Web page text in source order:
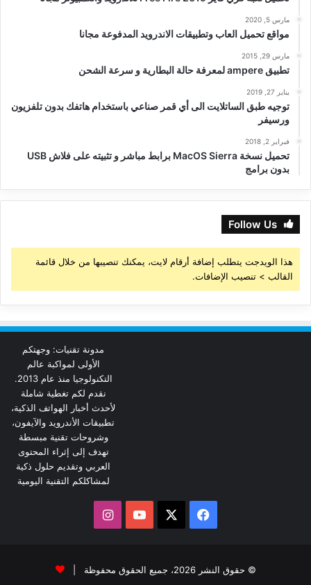
مارس 5, 2020
مواقع تحميل العاب وتطبيقات الاندرويد المدفوعة مجانا
مارس 29, 2015
تطبيق ampere لمعرفة حالة البطارية و سرعة الشحن
يناير 27, 2019
توجيه طبق الساتلايت الى أي قمر صناعي باستخدام هاتفك بدون تلفزيون
ورسيفر
فبراير 2, 2018
تحميل نسخة MacOS Sierra برابط مباشر و تثبيته على فلاش USB
بدون برامج
Follow Us
هذا الويدجت يتطلب إضافة أرقام لايت، يمكنك تنصيبها من خلال قائمة
القالب > تنصيب الإضافات.
مدونة تقنيات: وجهتكم
الأولى لمواكبة عالم
التكنولوجيا منذ عام 2013.
نقدم لكم تغطية شاملة
لأحدث أخبار الهواتف الذكية،
تطبيقات الأندرويد والآيفون،
وشروحات تقنية مبسطة
تهدف إلى إثراء المحتوى
العربي وتقديم حلول ذكية
لمشاكلكم التقنية اليومية
فيسبوك ‫YouTubeانستقرام
© حقوق النشر 2026، جميع الحقوق محفوظة |